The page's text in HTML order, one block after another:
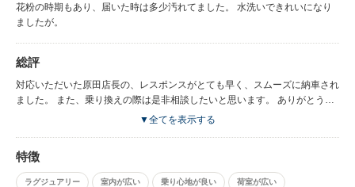
花粉の時期もあり、届いた時は多少汚れてました。 水洗いできれいになり
ましたが。
総評
対応いただいた原田店長の、レスポンスがとても早く、スムーズに納車され
ました。 また、乗り換えの際は是非相談したいと思います。 ありがとうご
▼全てを表示する
特徴
ラグジュアリー 室内が広い 乗り心地が良い 荷室が広い